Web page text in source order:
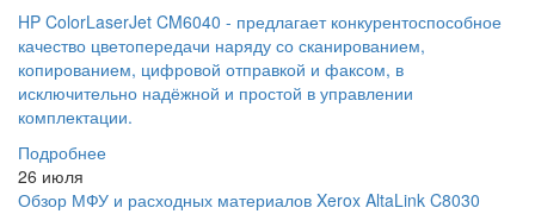
HP ColorLaserJet CM6040 - предлагает конкурентоспособное
качество цветопередачи наряду со сканированием,
копированием, цифровой отправкой и факсом, в
исключительно надёжной и простой в управлении
комплектации.
Подробнее
26 июля
Обзор МФУ и расходных материалов Xerox AltaLink C8030